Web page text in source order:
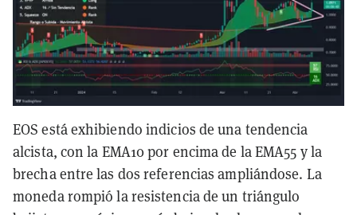
EOS está exhibiendo indicios de una tendencia
alcista, con la EMA10 por encima de la EMA55 y la
brecha entre las dos referencias ampliándose. La
moneda rompió la resistencia de un triángulo